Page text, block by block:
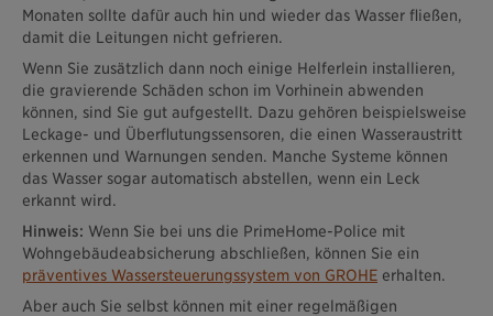
Monaten sollte dafür auch hin und wieder das Wasser fließen,
damit die Leitungen nicht gefrieren.
Wenn Sie zusätzlich dann noch einige Helferlein installieren,
die gravierende Schäden schon im Vorhinein abwenden
können, sind Sie gut aufgestellt. Dazu gehören beispielsweise
Leckage- und Überflutungssensoren, die einen Wasseraustritt
erkennen und Warnungen senden. Manche Systeme können
das Wasser sogar automatisch abstellen, wenn ein Leck
erkannt wird.
Hinweis: Wenn Sie bei uns die PrimeHome-Police mit
Wohngebäudeabsicherung abschließen, können Sie ein
präventives Wassersteuerungssystem von GROHE erhalten.
Aber auch Sie selbst können mit einer regelmäßigen